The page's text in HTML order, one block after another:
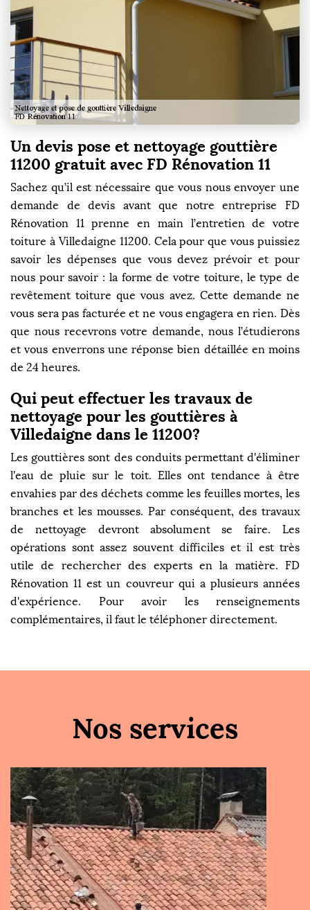
Un devis pose et nettoyage gouttière
11200 gratuit avec FD Rénovation 11
Sachez qu’il est nécessaire que vous nous envoyer une
demande de devis avant que notre entreprise FD
Rénovation 11 prenne en main l’entretien de votre
toiture à Villedaigne 11200. Cela pour que vous puissiez
savoir les dépenses que vous devez prévoir et pour
nous pour savoir : la forme de votre toiture, le type de
revêtement toiture que vous avez. Cette demande ne
vous sera pas facturée et ne vous engagera en rien. Dès
que nous recevrons votre demande, nous l’étudierons
et vous enverrons une réponse bien détaillée en moins
de 24 heures.
Qui peut effectuer les travaux de
nettoyage pour les gouttières à
Villedaigne dans le 11200?
Les gouttières sont des conduits permettant d'éliminer
l'eau de pluie sur le toit. Elles ont tendance à être
envahies par des déchets comme les feuilles mortes, les
branches et les mousses. Par conséquent, des travaux
de nettoyage devront absolument se faire. Les
opérations sont assez souvent difficiles et il est très
utile de rechercher des experts en la matière. FD
Rénovation 11 est un couvreur qui a plusieurs années
d'expérience. Pour avoir les renseignements
complémentaires, il faut le téléphoner directement.
Nos services